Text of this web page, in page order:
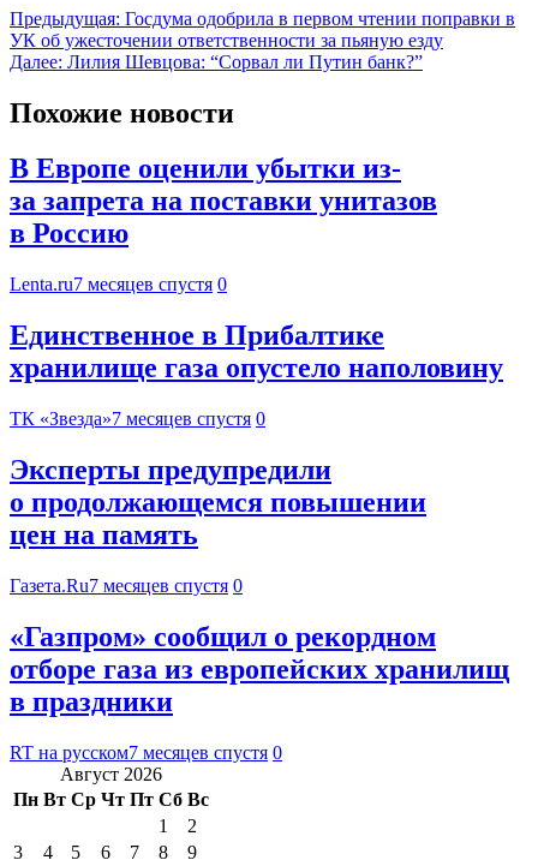
Предыдущая: Госдума одобрила в первом чтении поправки в
УК об ужесточении ответственности за пьяную езду
Далее: Лилия Шевцова: “Сорвал ли Путин банк?”
Похожие новости
В Европе оценили убытки из-
за запрета на поставки унитазов
в Россию
Lenta.ru7 месяцев спустя 0
Единственное в Прибалтике
хранилище газа опустело наполовину
ТК «Звезда»7 месяцев спустя 0
Эксперты предупредили
о продолжающемся повышении
цен на память
Газета.Ru7 месяцев спустя 0
«Газпром» сообщил о рекордном
отборе газа из европейских хранилищ
в праздники
RT на русском7 месяцев спустя 0
Август 2026
Пн Вт Ср Чт Пт Сб Вс
1
2
3
4 5 6 7 8
9